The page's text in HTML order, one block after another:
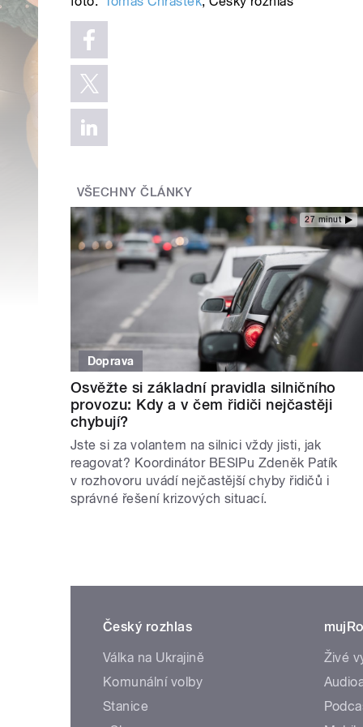
VŠECHNY ČLÁNKY
27 minut
Doprava
Osvěžte si základní pravidla silničního
provozu: Kdy a v čem řidiči nejčastěji
chybují?
Jste si za volantem na silnici vždy jisti, jak
reagovat? Koordinátor BESIPu Zdeněk Patík
v rozhovoru uvádí nejčastější chyby řidičů i
správné řešení krizových situací.
Český rozhlas
Válka na Ukrajině
Komunální volby
Stanice
Živé